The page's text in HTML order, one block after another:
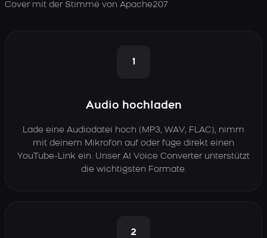
Cover mit der Stimme von Apache207
1
Audio hochladen
Lade eine Audiodatei hoch (MP3, WAV, FLAC), nimm
mit deinem Mikrofon auf oder füge direkt einen
YouTube-Link ein. Unser AI Voice Converter unterstützt
die wichtigsten Formate.
2